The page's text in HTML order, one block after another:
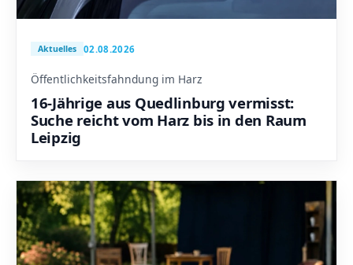
Aktuelles 02.08.2026
Öffentlichkeitsfahndung im Harz
16-Jährige aus Quedlinburg vermisst:
Suche reicht vom Harz bis in den Raum
Leipzig